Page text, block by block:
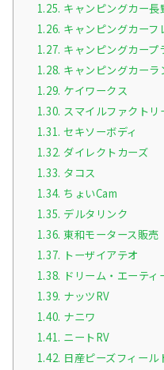
1.25. キャンピングカー長
1.26. キャンピングカーフ
1.27. キャンピングカープ
1.28. キャンピングカー
1.29. ケイワークス
1.30. スマイルファクトリ
1.31. セキソーボディ
1.32. ダイレクトカーズ
1.33. タコス
1.34. ちょいCam
1.35. デルタリンク
1.36. 東和モータース販売
1.37. トーザイアテオ
1.38. ドリーム・エーティ
1.39. ナッツRV
1.40. ナニワ
1.41. ニートRV
1.42. 日産ピーズフィール